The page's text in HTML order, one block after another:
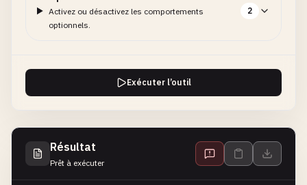
Activez ou désactivez les comportements
optionnels.
2
Exécuter l’outil
Résultat
Prêt à exécuter